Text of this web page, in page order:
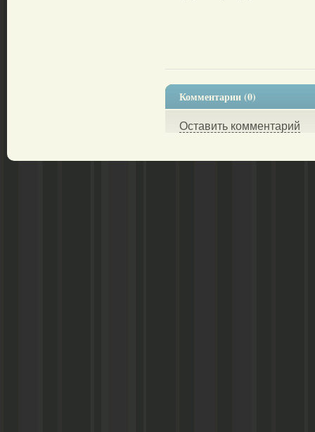
Комментарии (0)
Оставить комментарий